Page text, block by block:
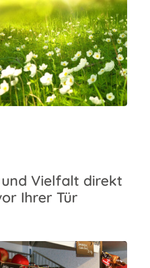
und Vielfalt direkt
Ihrer Tür